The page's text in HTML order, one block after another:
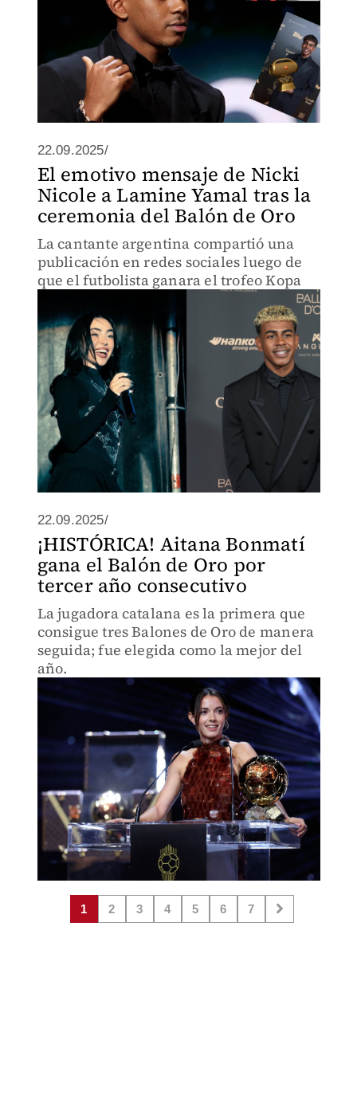
22.09.2025/
El emotivo mensaje de Nicki
Nicole a Lamine Yamal tras la
ceremonia del Balón de Oro
La cantante argentina compartió una
publicación en redes sociales luego de
que el futbolista ganara el trofeo Kopa
22.09.2025/
¡HISTÓRICA! Aitana Bonmatí
gana el Balón de Oro por
tercer año consecutivo
La jugadora catalana es la primera que
consigue tres Balones de Oro de manera
seguida; fue elegida como la mejor del
año.
1 2 3 4 5 6 7